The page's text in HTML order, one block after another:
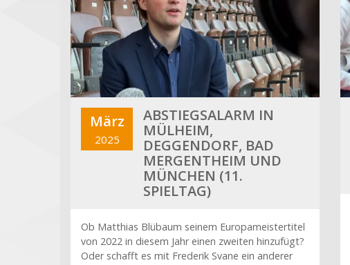
März
2025
ABSTIEGSALARM IN
MÜLHEIM,
DEGGENDORF, BAD
MERGENTHEIM UND
MÜNCHEN (11.
SPIELTAG)
Ob Matthias Blübaum seinem Europameistertitel
von 2022 in diesem Jahr einen zweiten hinzufügt?
Oder schafft es mit Frederik Svane ein anderer